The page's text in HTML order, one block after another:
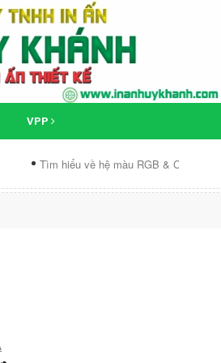
VPP
về hệ màu RGB & CMYK Phân biệt